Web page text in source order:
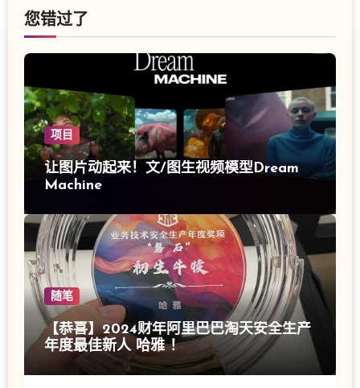
您错过了
项目
让图片动起来！文/图生视频模型Dream
Machine
随笔
【恭喜】2024财年阿里巴巴淘天安全生产
年度最佳新人 哈雅 ！